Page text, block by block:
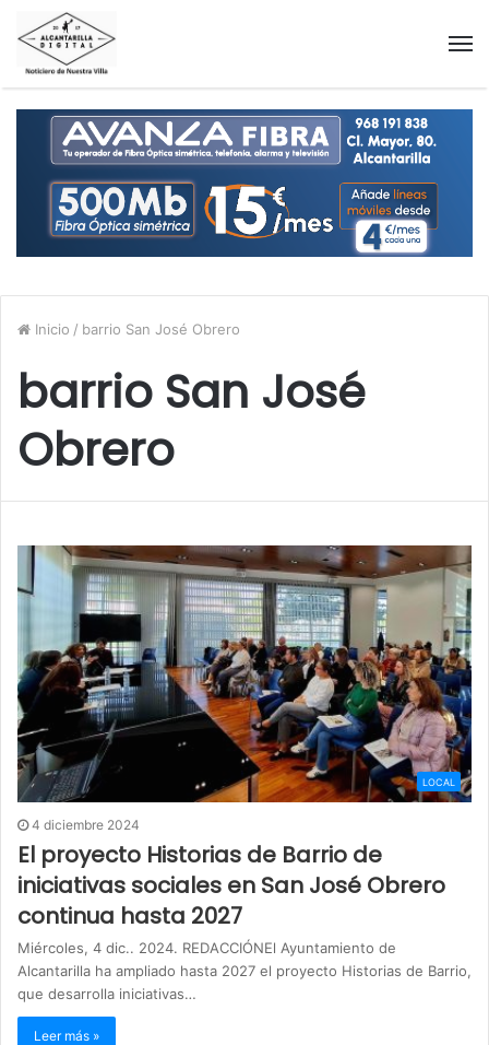
Inicio / barrio San José Obrero
barrio San José
Obrero
LOCAL
4 diciembre 2024
El proyecto Historias de Barrio de
iniciativas sociales en San José Obrero
continua hasta 2027
Miércoles, 4 dic.. 2024. REDACCIÓNEl Ayuntamiento de
Alcantarilla ha ampliado hasta 2027 el proyecto Historias de Barrio,
que desarrolla iniciativas…
Leer más »